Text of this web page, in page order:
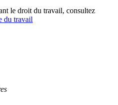
le droit du travail, consultez
du travail